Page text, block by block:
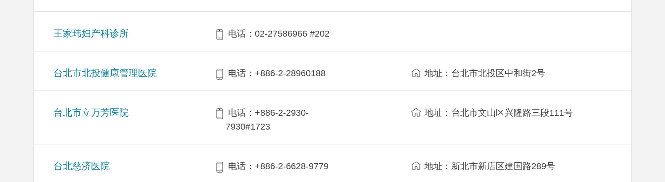
王家玮妇产科诊所 电话：02-27586966 #202
台北市北投健康管理医院 电话：+886-2-28960188 地址：台北市北投区中和街2号
台北市立万芳医院
电话：+886-2-2930-
7930#1723
地址：台北市文山区兴隆路三段111号
台北慈济医院 电话：+886-2-6628-9779 地址：新北市新店区建国路289号